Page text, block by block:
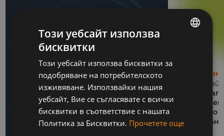
СЪБИТИЯ
06 Юли 2026
Как се подготвя SAF-
T файл за подаване
13 Май
ENGLISH
Този уебсайт използва
бисквитки
Този уебсайт използва бисквитки за
подобряване на потребителското
изживяване. Използвайки нашия
уебсайт, Вие се съгласявате с всички
бисквитки в съответствие с нашата
Политика за Бисквитки. Прочетете още